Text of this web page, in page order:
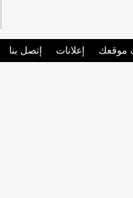
موقعك إعلانات إتصل بنا